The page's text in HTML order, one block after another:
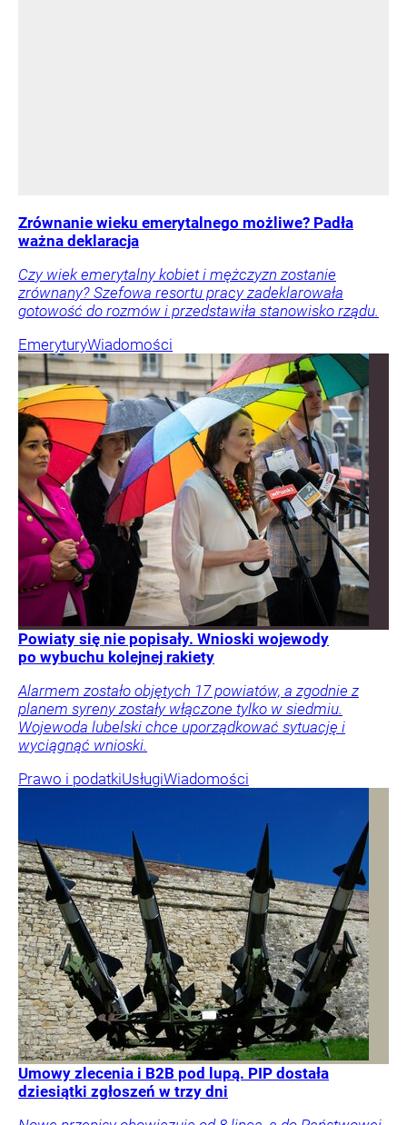
Zrównanie wieku emerytalnego możliwe? Padła
ważna deklaracja
Czy wiek emerytalny kobiet i mężczyzn zostanie
zrównany? Szefowa resortu pracy zadeklarowała
gotowość do rozmów i przedstawiła stanowisko rządu.
EmeryturyWiadomości
Powiaty się nie popisały. Wnioski wojewody
po wybuchu kolejnej rakiety
Alarmem zostało objętych 17 powiatów, a zgodnie z
planem syreny zostały włączone tylko w siedmiu.
Wojewoda lubelski chce uporządkować sytuację i
wyciągnąć wnioski.
Prawo i podatkiUsługiWiadomości
Umowy zlecenia i B2B pod lupą. PIP dostała
dziesiątki zgłoszeń w trzy dni